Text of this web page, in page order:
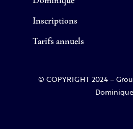
Inscriptions
Tarifs annuels
© COPYRIGHT 2024 –
Dominique